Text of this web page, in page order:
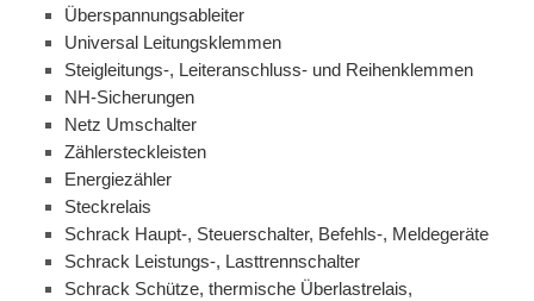
Überspannungsableiter
Universal Leitungsklemmen
Steigleitungs-, Leiteranschluss- und Reihenklemmen
NH-Sicherungen
Netz Umschalter
Zählersteckleisten
Energiezähler
Steckrelais
Schrack Haupt-, Steuerschalter, Befehls-, Meldegeräte
Schrack Leistungs-, Lasttrennschalter
Schrack Schütze, thermische Überlastrelais,